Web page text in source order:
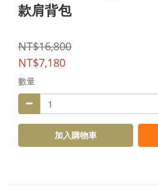
款肩背包
NT$16,800
NT$7,180
數量
加入購物車